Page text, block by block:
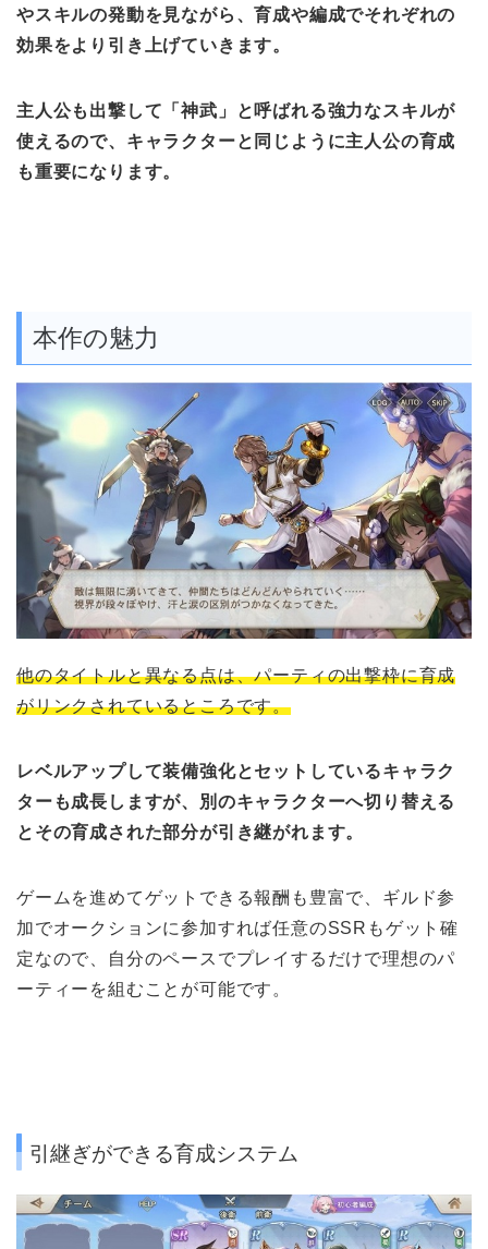
やスキルの発動を見ながら、育成や編成でそれぞれの
効果をより引き上げていきます。
主人公も出撃して「神武」と呼ばれる強力なスキルが
使えるので、キャラクターと同じように主人公の育成
も重要になります。
本作の魅力
他のタイトルと異なる点は、パーティの出撃枠に育成
がリンクされているところです。
レベルアップして装備強化とセットしているキャラク
ターも成長しますが、別のキャラクターへ切り替える
と その育成された部分が引き継がれます。
ゲームを進めてゲットできる報酬も豊富で、ギルド参
加でオークションに参加すれば任意のSSRもゲット確
定なので、自分のペースでプレイするだけで理想のパ
ーティーを組むことが可能です。
引継ぎができる育成システム